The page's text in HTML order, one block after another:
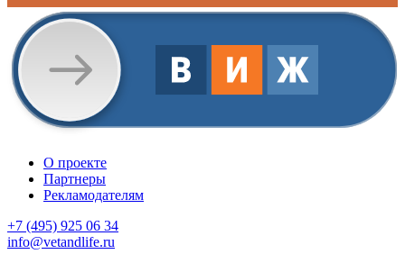
О проекте
Партнеры
Рекламодателям
+7 (495) 925 06 34
info@vetandlife.ru